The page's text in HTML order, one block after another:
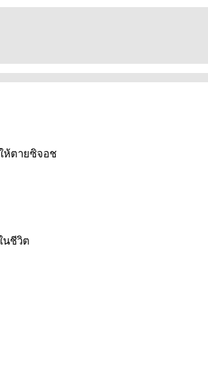
ห้ตายซิจอช
นชีวิต